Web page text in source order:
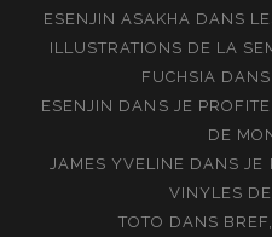
ESENJIN ASAKHA DANS
ILLUSTRATIONS DE LA
FUCHSIA DANS
ESENJIN DANS JE
DE
JAMES YVELINE DANSJE
VINYLES
TOTO DANS